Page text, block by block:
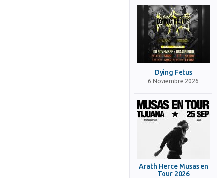
Dying Fetus
6 Noviembre 2026
Arath Herce Musas en
Tour 2026